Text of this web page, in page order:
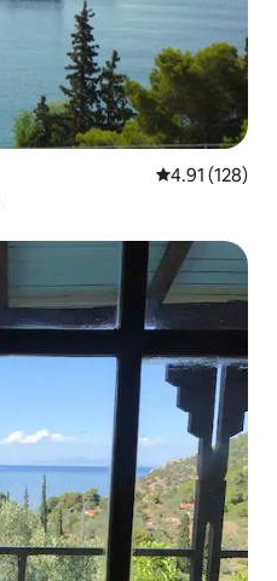
平均评分 4.91
4.91 (128)